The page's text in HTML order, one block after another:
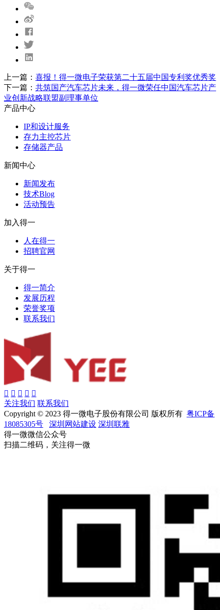
上一篇： 喜报！得一微电子荣获第二十五届中国专利奖优秀奖
下一篇： 共筑国产汽车芯片未来，得一微荣任中国汽车芯片产
业创新战略联盟副理事单位
产品中心
IP和设计服务
存力主控芯片
存储器产品
新闻中心
新闻发布
技术Blog
活动预告
加入得一
人在得一
招聘官网
关于得一
得一简介
发展历程
荣誉奖项
联系我们
关注我们 联系我们
Copyright © 2023 得一微电子股份有限公司 版权所有 粤ICP备
18085305号
深圳网站建设 深圳联雅
得一微微信公众号
扫描二维码，关注得一微